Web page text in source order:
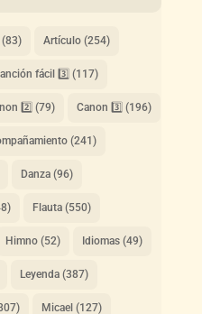
Artículo(254)
fácil 3️⃣ (117)
2️⃣ (79) Canon 3️⃣ (196)
(241)
Danza(96)
Flauta(550)
Himno(52) Idiomas(49)
Leyenda(387)
Micael (127)